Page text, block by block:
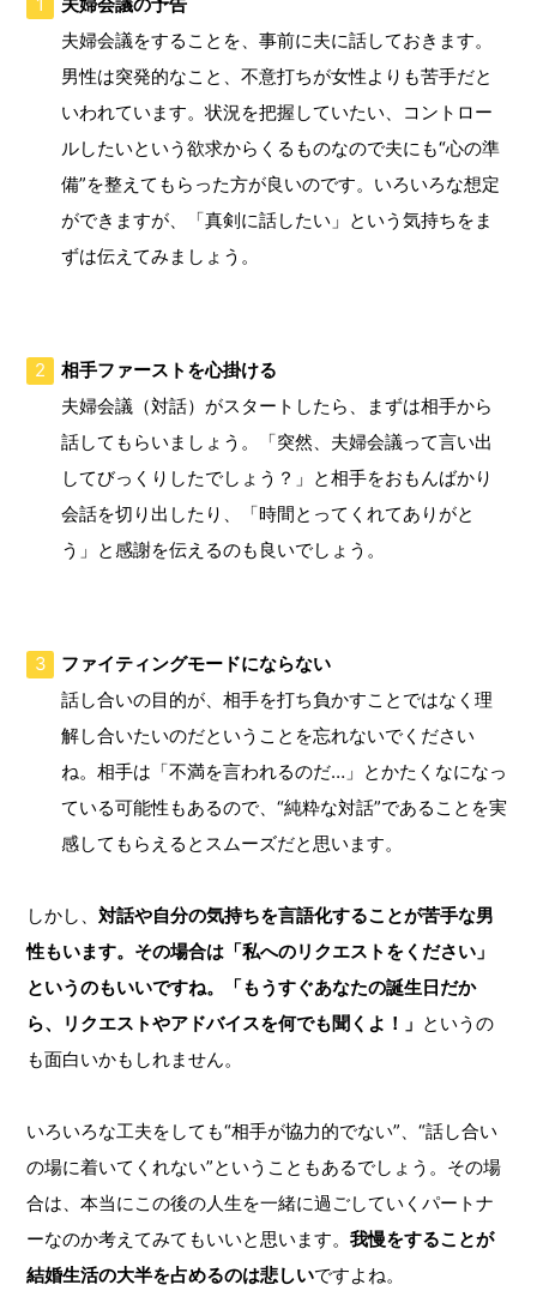
夫婦会議をすることを、事前に夫に話しておきます。
男性は突発的なこと、不意打ちが女性よりも苦手だと
いわれています。状況を把握していたい、コントロー
ルしたいという欲求からくるものなので夫にも“心の準
備”を整えてもらった方が良いのです。いろいろな想定
ができますが、「真剣に話したい」という気持ちをま
ずは伝えてみましょう。
相手ファーストを心掛ける
夫婦会議（対話）がスタートしたら、まずは相手から
話してもらいましょう。「突然、夫婦会議って言い出
してびっくりしたでしょう？」と相手をおもんばかり
会話を切り出したり、「時間とってくれてありがと
う」と感謝を伝えるのも良いでしょう。
ファイティングモードにならない
話し合いの目的が、相手を打ち負かすことではなく理
解し合いたいのだということを忘れないでください
ね。相手は「不満を言われるのだ…」とかたくなになっ
ている可能性もあるので、“純粋な対話”であることを実
感してもらえるとスムーズだと思います。
しかし、対話や自分の気持ちを言語化することが苦手な男
性もいます。その場合は「私へのリクエストをください」
というのもいいですね。「もうすぐあなたの誕生日だか
ら、リクエストやアドバイスを何でも聞くよ！」 というの
も面白いかもしれません。
いろいろな工夫をしても“相手が協力的でない”、“話し合い
の場に着いてくれない”ということもあるでしょう。その場
合は、本当にこの後の人生を一緒に過ごしていくパートナ
ーなのか考えてみてもいいと思います。我慢をすることが
結婚生活の大半を占めるのは悲しいですよね。